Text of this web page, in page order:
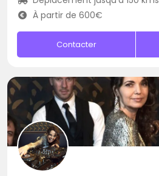
À partir de 600€
Contacter